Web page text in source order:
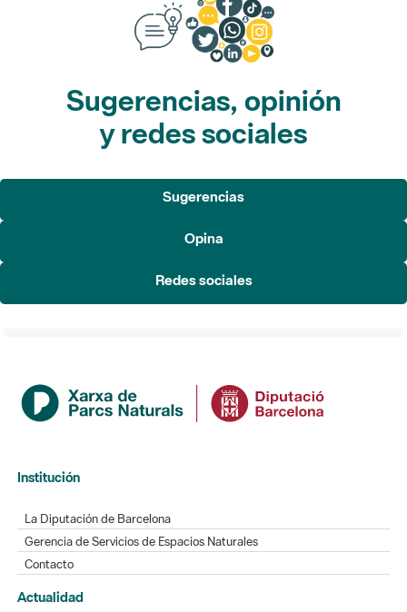
Sugerencias, opinión
y redes sociales
Sugerencias
Opina
Redes sociales
Institución
La Diputación de Barcelona
Gerencia de Servicios de Espacios Naturales
Contacto
Actualidad